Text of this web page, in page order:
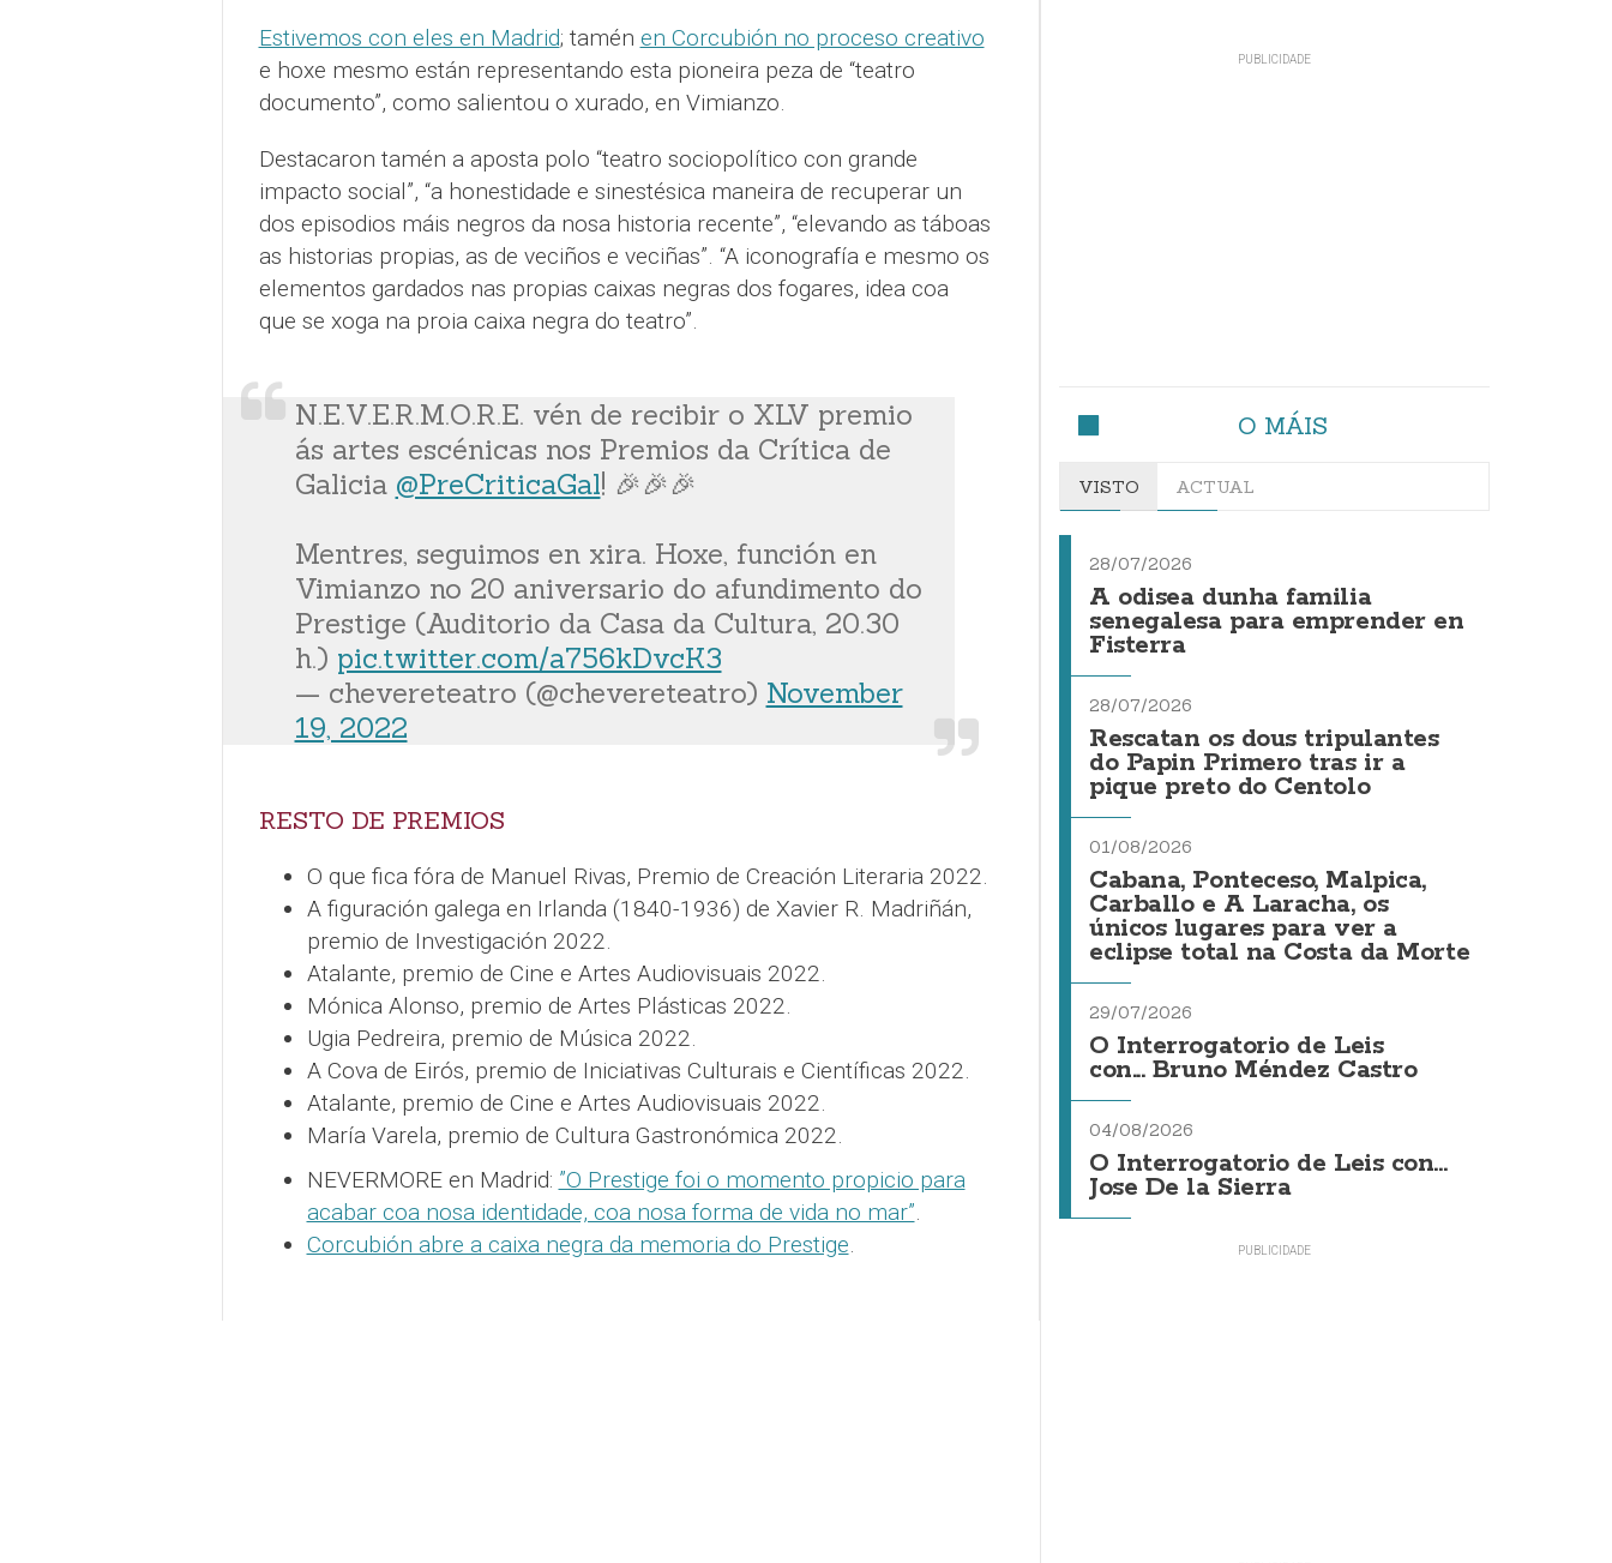
Estivemos con eles en Madrid; tamén en Corcubión no proceso creativo
e hoxe mesmo están representando esta pioneira peza de “teatro
documento”, como salientou o xurado, en Vimianzo.
Destacaron tamén a aposta polo “teatro sociopolítico con grande
impacto social”, “a honestidade e sinestésica maneira de recuperar un
dos episodios máis negros da nosa historia recente”, “elevando as táboas
as historias propias, as de veciños e veciñas”. “A iconografía e mesmo os
elementos gardados nas propias caixas negras dos fogares, idea coa
que se xoga na proia caixa negra do teatro”.
N.E.V.E.R.M.O.R.E. vén de recibir o XLV premio
ás artes escénicas nos Premios da Crítica de
Galicia @PreCriticaGal! 🎉🎉🎉
Mentres, seguimos en xira. Hoxe, función en
Vimianzo no 20 aniversario do afundimento do
Prestige (Auditorio da Casa da Cultura, 20.30
h.) pic.twitter.com/a756kDvcK3
— chevereteatro (@chevereteatro) November
19, 2022
RESTO DE PREMIOS
O que fica fóra de Manuel Rivas, Premio de Creación Literaria 2022.
A figuración galega en Irlanda (1840-1936) de Xavier R. Madriñán,
premio de Investigación 2022.
Atalante, premio de Cine e Artes Audiovisuais 2022.
Mónica Alonso, premio de Artes Plásticas 2022.
Ugia Pedreira, premio de Música 2022.
A Cova de Eirós, premio de Iniciativas Culturais e Científicas 2022.
Atalante, premio de Cine e Artes Audiovisuais 2022.
María Varela, premio de Cultura Gastronómica 2022.
NEVERMORE en Madrid: ”O Prestige foi o momento propicio para
acabar coa nosa identidade, coa nosa forma de vida no mar”.
Corcubión abre a caixa negra da memoria do Prestige.
O MÁIS
VISTO ACTUAL
28/07/2026
A odisea dunha familia
senegalesa para emprender en
Fisterra
28/07/2026
Rescatan os dous tripulantes
do Papin Primero tras ir a
pique preto do Centolo
01/08/2026
Cabana, Ponteceso, Malpica,
Carballo e A Laracha, os
únicos lugares para ver a
eclipse total na Costa da Morte
29/07/2026
O Interrogatorio de Leis
con... Bruno Méndez Castro
04/08/2026
O Interrogatorio de Leis con...
Jose De la Sierra